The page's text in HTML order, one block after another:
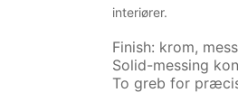
interiører.
Finish: krom,
Solid-messing
To greb for